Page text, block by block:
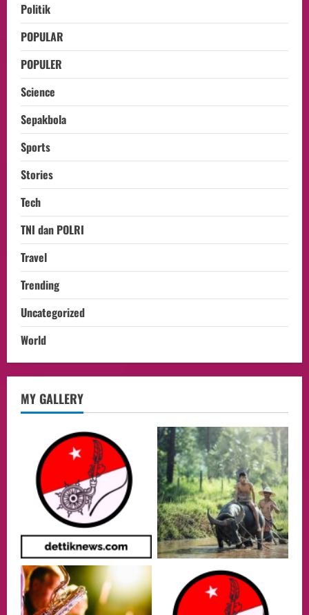
Politik
POPULAR
POPULER
Science
Sepakbola
Sports
Stories
Tech
TNI dan POLRI
Travel
Trending
Uncategorized
World
MY GALLERY
WNI di Johor Bahru
06/08/2026
3
opini
Menteri BPLH Moh. Jumhur Hidayat
Adakan Pertemuan Dengan Delegasi 6
lembaga investor, Berorientasi Untuk
Meningkatkan SDM
05/08/2026
Aliyuddin: Anak Indonesia di Luar Negeri
Harus Berprestasi, Berkarakter, dan